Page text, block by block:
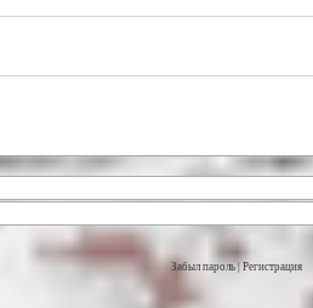
Забыл пароль|Регистрация